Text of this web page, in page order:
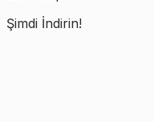
Şimdi İndirin!